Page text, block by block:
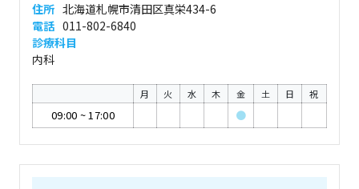
住所 北海道札幌市清田区真栄434-6
電話 011-802-6840
診療科目
内科
月 火 水 木 金 土 日 祝
09:00 ~17:00 ●